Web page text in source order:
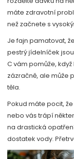
máte zdravotní
než začnete s
Je fajn pamatovat,
pestrý jídelníček
C vám pomůže,
zázračně, ale může
těla.
Pokud máte pocit,
nebo vás trápí
na drastická
dostatek vody.